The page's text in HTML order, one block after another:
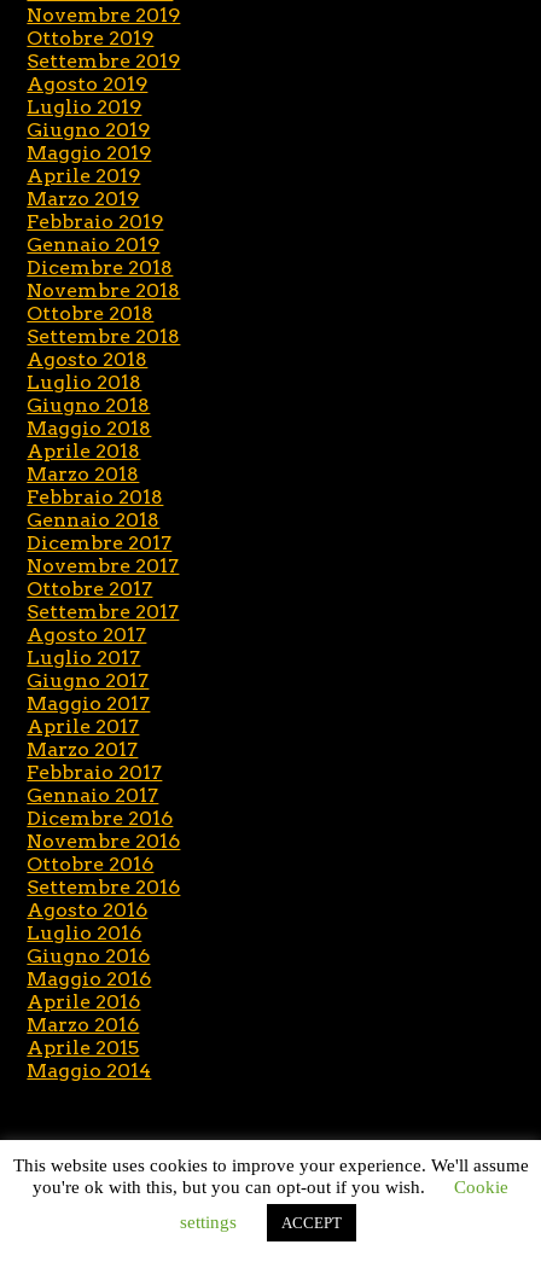
Novembre 2019
Ottobre 2019
Settembre 2019
Agosto 2019
Luglio 2019
Giugno 2019
Maggio 2019
Aprile 2019
Marzo 2019
Febbraio 2019
Gennaio 2019
Dicembre 2018
Novembre 2018
Ottobre 2018
Settembre 2018
Agosto 2018
Luglio 2018
Giugno 2018
Maggio 2018
Aprile 2018
Marzo 2018
Febbraio 2018
Gennaio 2018
Dicembre 2017
Novembre 2017
Ottobre 2017
Settembre 2017
Agosto 2017
Luglio 2017
Giugno 2017
Maggio 2017
Aprile 2017
Marzo 2017
Febbraio 2017
Gennaio 2017
Dicembre 2016
Novembre 2016
Ottobre 2016
Settembre 2016
Agosto 2016
Luglio 2016
Giugno 2016
Maggio 2016
Aprile 2016
Marzo 2016
Aprile 2015
Maggio 2014
CATEGORIE
This website uses cookies to improve your experience. We'll assume
you're ok with this, but you can opt-out if you wish.
Cookie
settings
ACCEPT